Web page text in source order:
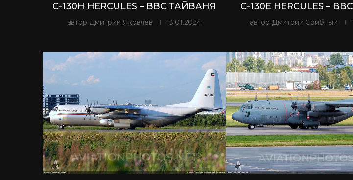
C-130H HERCULES – ВВС ТАЙВАНЯ
автор Дмитрий Яковлев 13.01.2024
C-130E HERCULES –
автор Дмитрий Срибный